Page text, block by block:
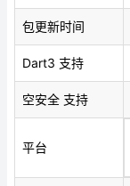
包更新时间
Dart3 支持
空安全 支持
平台